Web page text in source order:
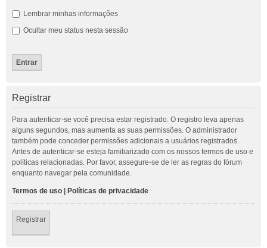
Lembrar minhas informações
Ocultar meu status nesta sessão
Registrar
Para autenticar-se você precisa estar registrado. O registro leva apenas
alguns segundos, mas aumenta as suas permissões. O administrador
também pode conceder permissões adicionais a usuários registrados.
Antes de autenticar-se esteja familiarizado com os nossos termos de uso e
políticas relacionadas. Por favor, assegure-se de ler as regras do fórum
enquanto navegar pela comunidade.
Termos de uso Políticas de privacidade
Registrar